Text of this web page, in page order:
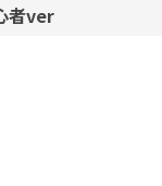
者ver